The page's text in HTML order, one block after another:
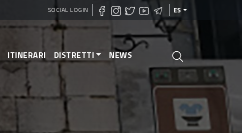
SOCIAL LOGIN ES
ITINERARI DISTRETTI NEWS